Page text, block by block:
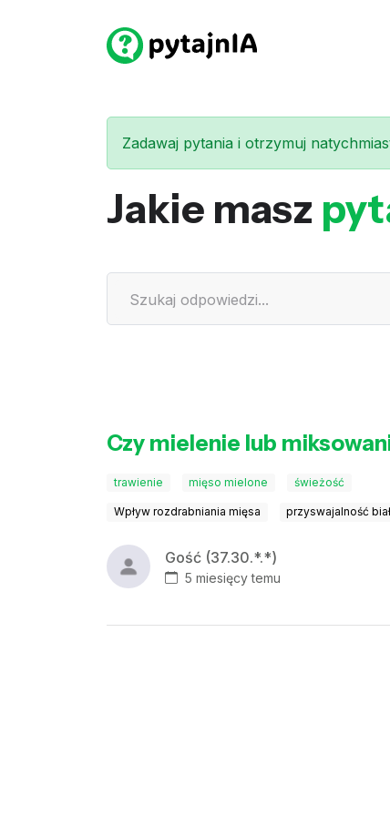
Zadawaj pytania i otrzymuj
Jakie masz
Czy mielenie lub
trawienie mięso mielone świeżość
Wpływ rozdrabniania mięsa przyswajalność
Gość (37.30.*.*)
5 miesięcy temu